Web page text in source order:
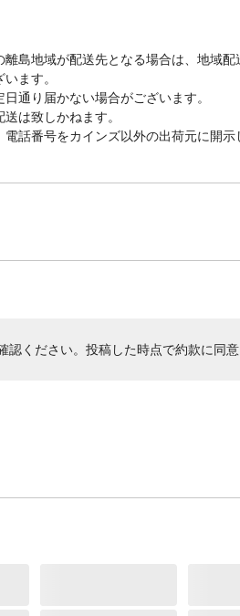
島地域が配送先となる場合は、地域
ます。
通り届かない場合がございます。
は致しかねます。
話番号をカインズ以外の出荷元に開
認ください。投稿した時点で約款に同